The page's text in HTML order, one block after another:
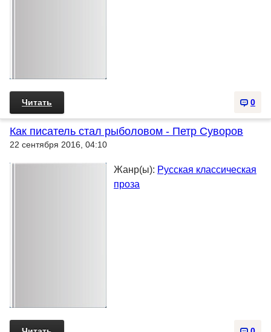
0
Читать
Как писатель стал рыболовом - Петр Суворов
22 сентября 2016, 04:10
Жанр(ы): Русская классическая
проза